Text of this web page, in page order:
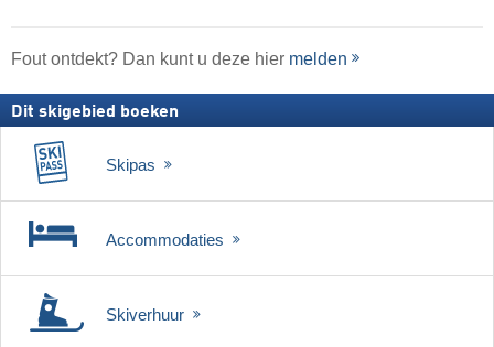
Fout ontdekt? Dan kunt u deze hier melden
Dit skigebied boeken
Skipas
Accommodaties
Skiverhuur